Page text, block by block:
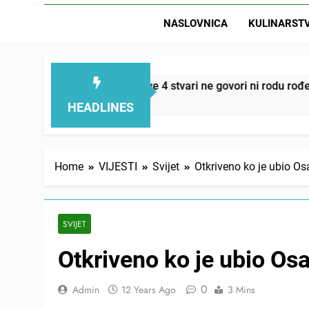
NASLOVNICA
HEADLINES
smanjuju – ove 4 stvari ne govori ni rodu rođenom
Home VIJESTI Svijet Otkriveno ko je ubio
SVIJET
Otkriveno ko je ubio
Admin 12 Years Ago 0 3 Mins